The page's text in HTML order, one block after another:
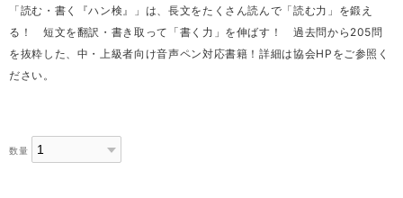
「読む・書く『ハン検』」は、長文をたくさん読んで「読む力」を鍛え
る！ 短文を翻訳・書き取って「書く力」を伸ばす！ 過去問から205問
を抜粋した、中・上級者向け音声ペン対応書籍！詳細は協会HPをご参照く
ださい。
数量